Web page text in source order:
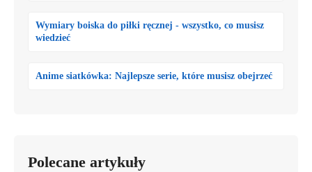
Wymiary boiska do piłki ręcznej - wszystko, co musisz
wiedzieć
Anime siatkówka: Najlepsze serie, które musisz obejrzeć
Polecane artykuły